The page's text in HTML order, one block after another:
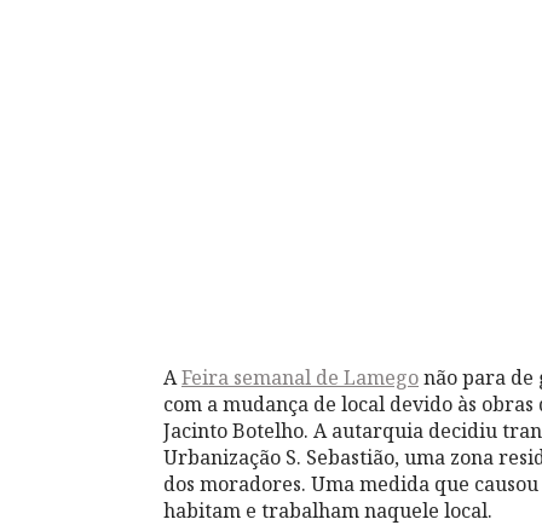
AFeira semanal de Lamegonão para de
com a mudança de local devido às
Jacinto Botelho. A autarquia decidiu
Urbanização S. Sebastião, uma zona
dos moradores. Uma medida que
habitam e trabalham naquele local.